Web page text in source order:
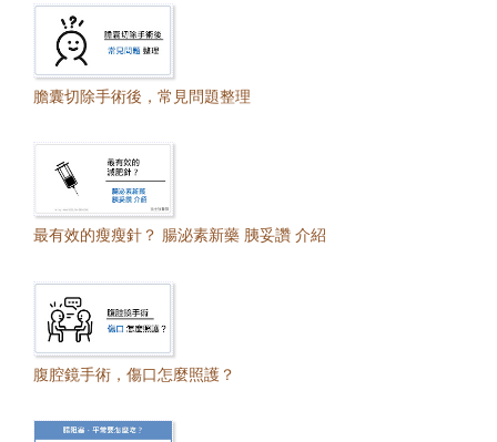
膽囊切除手術後，常見問題整理
最有效的瘦瘦針？ 腸泌素新藥 胰妥讚 介紹
腹腔鏡手術，傷口怎麼照護？